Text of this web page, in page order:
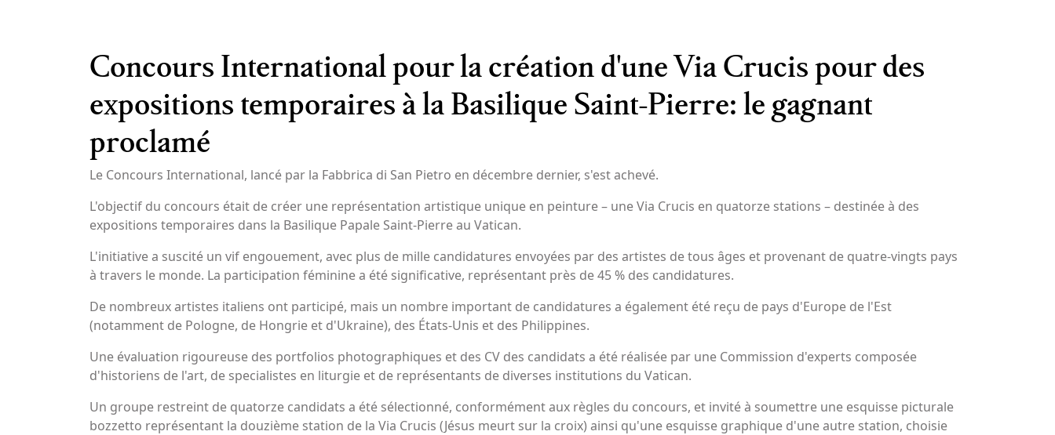
Concours International pour la création d'une Via Crucis pour des
expositions temporaires à la Basilique Saint-Pierre: le gagnant
proclamé
Le Concours International, lancé par la Fabbrica di San Pietro en décembre dernier, s'est achevé.
L'objectif du concours était de créer une représentation artistique unique en peinture – une Via Crucis en quatorze stations – destinée à des
expositions temporaires dans la Basilique Papale Saint-Pierre au Vatican.
L'initiative a suscité un vif engouement, avec plus de mille candidatures envoyées par des artistes de tous âges et provenant de quatre-vingts pays
à travers le monde. La participation féminine a été significative, représentant près de 45 % des candidatures.
De nombreux artistes italiens ont participé, mais un nombre important de candidatures a également été reçu de pays d'Europe de l'Est
(notamment de Pologne, de Hongrie et d'Ukraine), des États-Unis et des Philippines.
Une évaluation rigoureuse des portfolios photographiques et des CV des candidats a été réalisée par une Commission d'experts composée
d'historiens de l'art, de specialistes en liturgie et de représentants de diverses institutions du Vatican.
Un groupe restreint de quatorze candidats a été sélectionné, conformément aux règles du concours, et invité à soumettre une esquisse picturale
bozzetto représentant la douzième station de la Via Crucis (Jésus meurt sur la croix) ainsi qu'une esquisse graphique d'une autre station, choisie